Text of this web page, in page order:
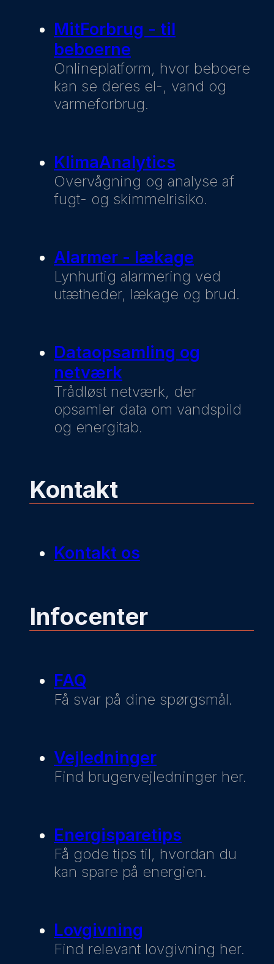
MitForbrug - til
beboerne
Onlineplatform, hvor beboere
kan se deres el-, vand og
varmeforbrug.
KlimaAnalytics
Overvågning og analyse af
fugt- og skimmelrisiko.
Alarmer - lækage
Lynhurtig alarmering ved
utætheder, lækage og brud.
Dataopsamling og
netværk
Trådløst netværk, der
opsamler data om vandspild
og energitab.
Kontakt
Kontakt os
Infocenter
FAQ
Få svar på dine spørgsmål.
Vejledninger
Find brugervejledninger her.
Energisparetips
Få gode tips til, hvordan du
kan spare på energien.
Lovgivning
Find relevant lovgivning her.